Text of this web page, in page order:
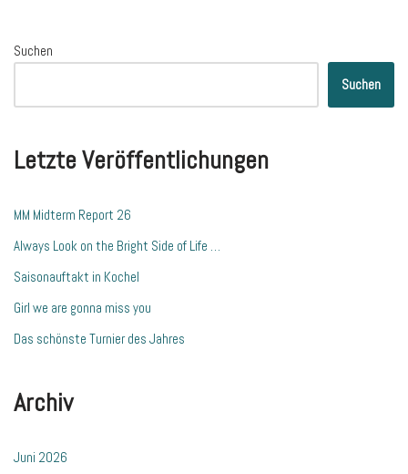
Suchen
Suchen
Letzte Veröffentlichungen
MM Midterm Report 26
Always Look on the Bright Side of Life …
Saisonauftakt in Kochel
Girl we are gonna miss you
Das schönste Turnier des Jahres
Archiv
Juni 2026